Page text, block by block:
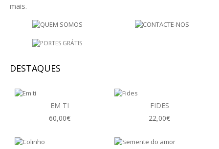
BATISMO E PRESEPIOS
UNIÃO
ESCOLAS
QUEM SOMOS
BLOG
VER CARRINHO
CONTACTOS
mais.
DESTAQUES
EM TI
60,00€
FIDES
22,00€